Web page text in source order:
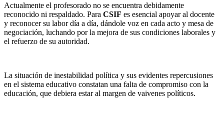
Actualmente el profesorado no se encuentra debidamente
reconocido ni respaldado. Para CSIF es esencial apoyar al docente
y reconocer su labor día a día, dándole voz en cada acto y mesa de
negociación, luchando por la mejora de sus condiciones laborales y
el refuerzo de su autoridad.
La situación de inestabilidad política y sus evidentes repercusiones
en el sistema educativo constatan una falta de compromiso con la
educación, que debiera estar al margen de vaivenes políticos.